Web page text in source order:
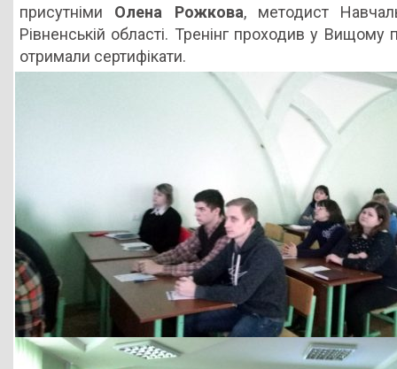
присутніми Олена Рожкова, методист
Рівненській області. Тренінг проходив у
отримали сертифікати.